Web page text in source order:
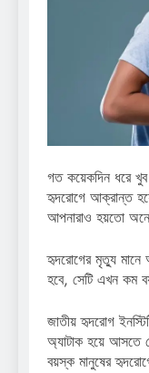
গত কয়েকদিন ধরে খুব
হৃদরোগে আক্রান্ত
আপনারাও হয়তো
হৃদরোগের মৃত্যু
হবে, সেটি এখন কম
জাতীয় হৃদরোগ
অ্যাটাক হয়ে আসতে
বয়স্ক মানুষের